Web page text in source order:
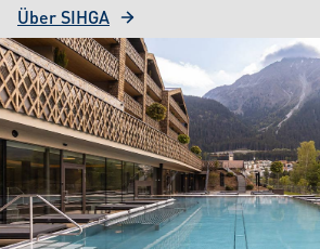
Über SIHGA